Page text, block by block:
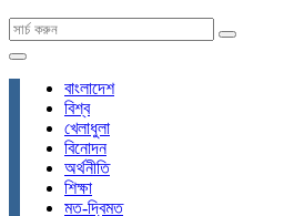
বাংলাদেশ
বিশ্ব
খেলাধুলা
বিনোদন
অর্থনীতি
শিক্ষা
মত-দ্বিমত